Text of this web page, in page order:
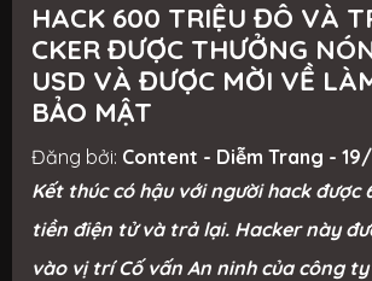
HACK 600 TRIỆU ĐÔ VÀ
CKER ĐƯỢC THƯỞNG
USD VÀ ĐƯỢC MỜI VỀ
BẢO MẬT
Đăng bởi: Content - Diễm Trang -
Kết thúc có hậu với người hack được
tiền điện tử và trả lại. Hacker này
vào vị trí Cố vấn An ninh của công